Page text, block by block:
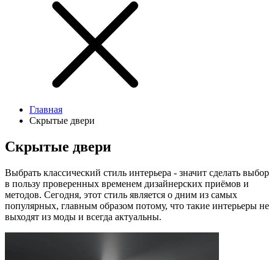
Главная
Скрытые двери
Скрытые двери
Выбрать классический стиль интерьера - значит сделать выбор
в пользу проверенных временем дизайнерских приёмов и
методов. Сегодня, этот стиль является о дним из самых
популярных, главным образом потому, что такие интерьеры не
выходят из моды и всегда актуальны.